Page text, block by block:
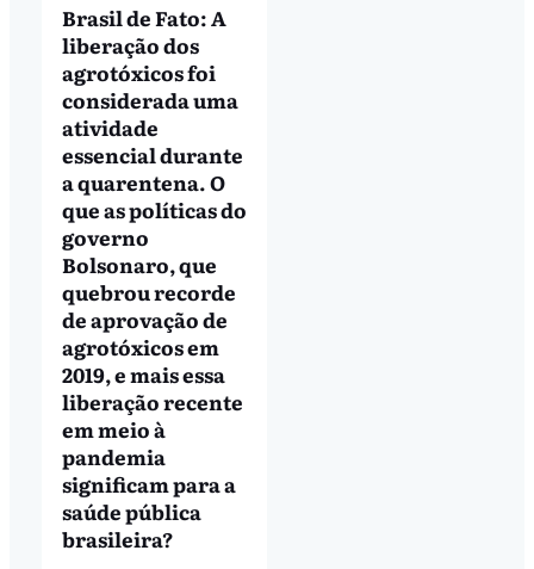
Brasil de Fato: A
liberação dos
agrotóxicos foi
considerada uma
atividade
essencial durante
a quarentena. O
que as políticas do
governo
Bolsonaro, que
quebrou recorde
de aprovação de
agrotóxicos em
2019, e mais essa
liberação recente
em meio à
pandemia
significam para a
saúde pública
brasileira?